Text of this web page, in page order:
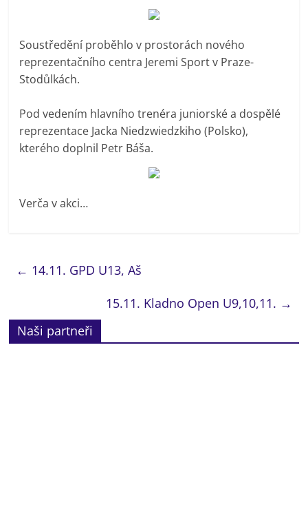
Soustředění proběhlo v prostorách nového
reprezentačního centra Jeremi Sport v Praze-
Stodůlkách.
Pod vedením hlavního trenéra juniorské a dospělé
reprezentace Jacka Niedzwiedzkiho (Polsko),
kterého doplnil Petr Báša.
Verča v akci…
← 14.11. GPD U13, Aš
15.11. Kladno Open U9,10,11. →
Naši partneři